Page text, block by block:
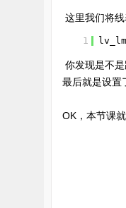
这里我们将
1
你发现是不
最后就是设置
OK，本节课